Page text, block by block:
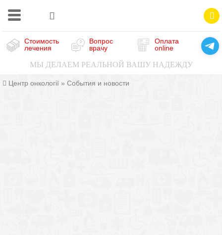
Стоимость
лечения
Вопрос
врачу
Оплата
online
МЫ ДЕЛАЕМ РЕАЛЬНОЙ ВАШУ НАДЕЖДУ
Центр онкології » События и новости